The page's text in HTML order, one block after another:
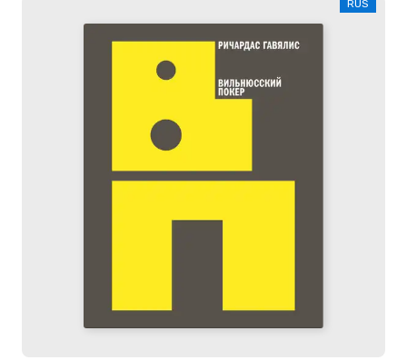
RUS